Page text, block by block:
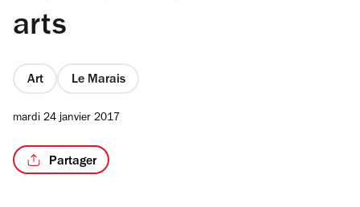
arts
Art Le Marais
mardi 24 janvier 2017
Partager